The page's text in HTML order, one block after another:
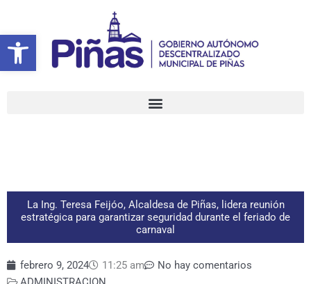
Abrir barra de herramientas
contenido
La Ing. Teresa Feijóo, Alcaldesa de Piñas, lidera reunión
estratégica para garantizar seguridad durante el feriado de
carnaval
febrero 9, 2024 11:25 am
No hay comentarios